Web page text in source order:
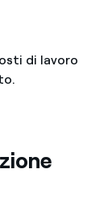
di lavoro